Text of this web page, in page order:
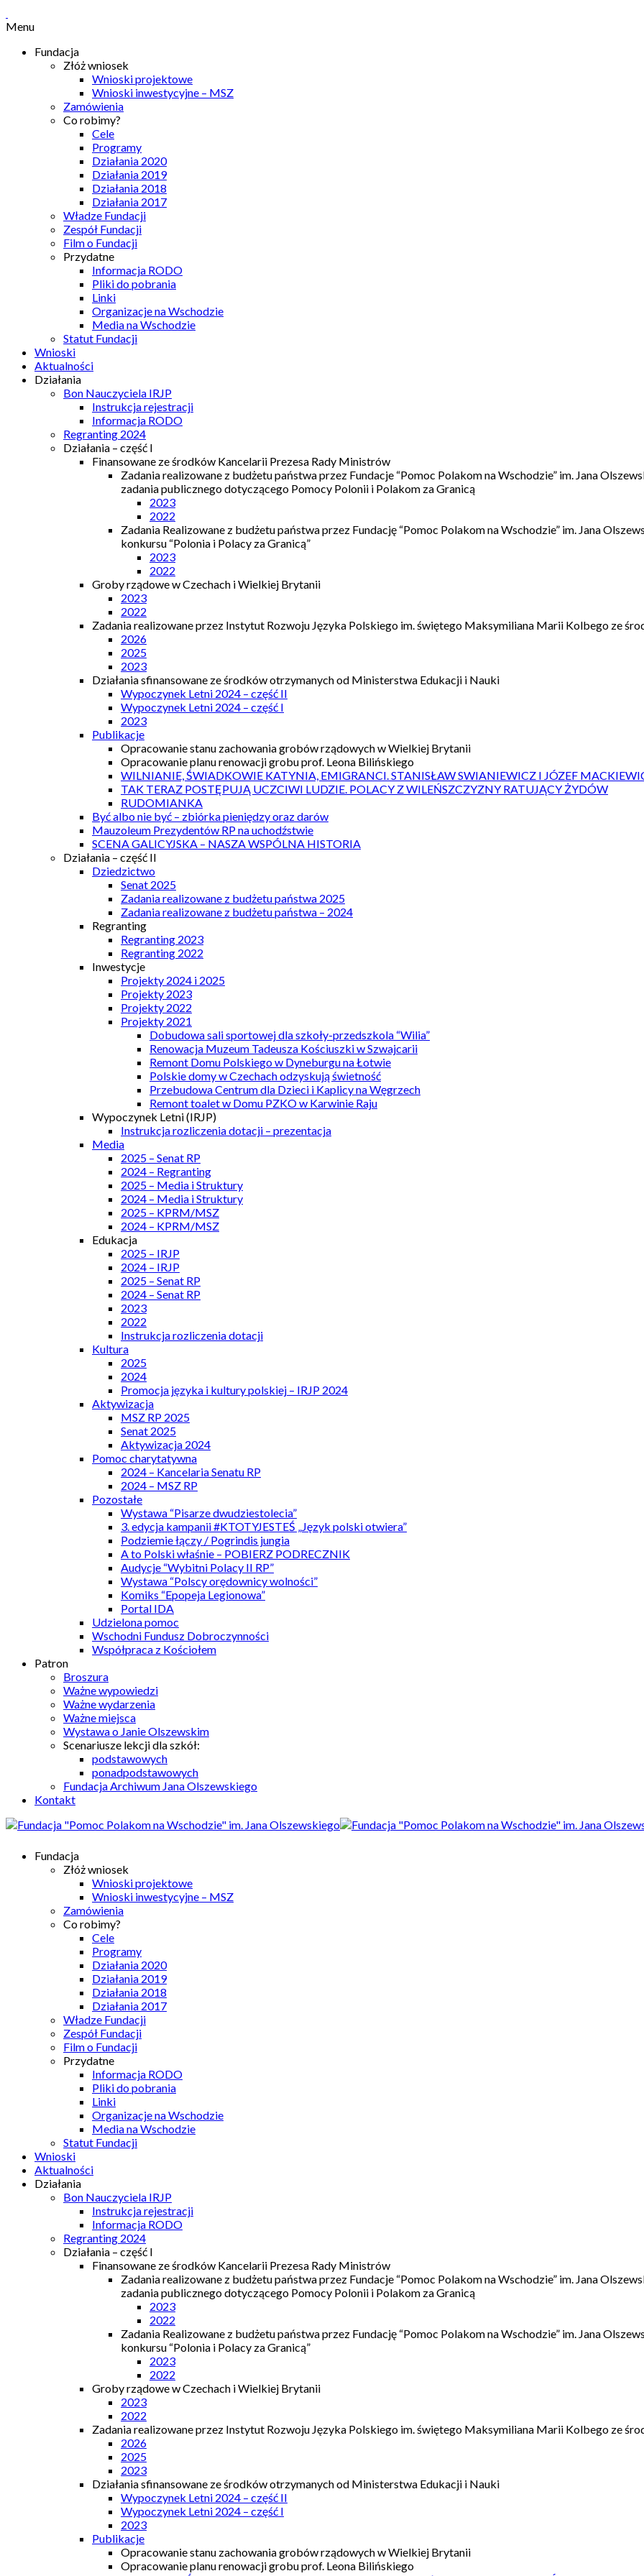
Menu
Fundacja
Złóż wniosek
Wnioski projektowe
Wnioski inwestycyjne – MSZ
Zamówienia
Co robimy?
Cele
Programy
Działania 2020
Działania 2019
Działania 2018
Działania 2017
Władze Fundacji
Zespół Fundacji
Film o Fundacji
Przydatne
Informacja RODO
Pliki do pobrania
Linki
Organizacje na Wschodzie
Media na Wschodzie
Statut Fundacji
Wnioski
Aktualności
Działania
Bon Nauczyciela IRJP
Instrukcja rejestracji
Informacja RODO
Regranting 2024
Działania – część I
Finansowane ze środków Kancelarii Prezesa Rady Ministrów
Zadania realizowane z budżetu państwa przez Fundacje “Pomoc Polakom na Wschodzie” im. Jana
zadania publicznego dotyczącego Pomocy Polonii i Polakom za Granicą
2023
2022
Zadania Realizowane z budżetu państwa przez Fundację “Pomoc Polakom na Wschodzie” im. Jana
konkursu “Polonia i Polacy za Granicą”
2023
2022
Groby rządowe w Czechach i Wielkiej Brytanii
2023
2022
Zadania realizowane przez Instytut Rozwoju Języka Polskiego im. świętego Maksymiliana Marii Kolbego ze
2026
2025
2023
Działania sfinansowane ze środków otrzymanych od Ministerstwa Edukacji i Nauki
Wypoczynek Letni 2024 – część II
Wypoczynek Letni 2024 – część I
2023
Publikacje
Opracowanie stanu zachowania grobów rządowych w Wielkiej Brytanii
Opracowanie planu renowacji grobu prof. Leona Bilińskiego
WILNIANIE, ŚWIADKOWIE KATYNIA, EMIGRANCI. STANISŁAW SWIANIEWICZ I JÓZEF
TAK TERAZ POSTĘPUJĄ UCZCIWI LUDZIE. POLACY Z WILEŃSZCZYZNY RATUJĄCY ŻYDÓW
RUDOMIANKA
Być albo nie być – zbiórka pieniędzy oraz darów
Mauzoleum Prezydentów RP na uchodźstwie
SCENA GALICYJSKA – NASZA WSPÓLNA HISTORIA
Działania – część II
Dziedzictwo
Senat 2025
Zadania realizowane z budżetu państwa 2025
Zadania realizowane z budżetu państwa – 2024
Regranting
Regranting 2023
Regranting 2022
Inwestycje
Projekty 2024 i 2025
Projekty 2023
Projekty 2022
Projekty 2021
Dobudowa sali sportowej dla szkoły-przedszkola “Wilia”
Renowacja Muzeum Tadeusza Kościuszki w Szwajcarii
Remont Domu Polskiego w Dyneburgu na Łotwie
Polskie domy w Czechach odzyskują świetność
Przebudowa Centrum dla Dzieci i Kaplicy na Węgrzech
Remont toalet w Domu PZKO w Karwinie Raju
Wypoczynek Letni (IRJP)
Instrukcja rozliczenia dotacji – prezentacja
Media
2025 – Senat RP
2024 – Regranting
2025 – Media i Struktury
2024 – Media i Struktury
2025 – KPRM/MSZ
2024 – KPRM/MSZ
Edukacja
2025 – IRJP
2024 – IRJP
2025 – Senat RP
2024 – Senat RP
2023
2022
Instrukcja rozliczenia dotacji
Kultura
2025
2024
Promocja języka i kultury polskiej – IRJP 2024
Aktywizacja
MSZ RP 2025
Senat 2025
Aktywizacja 2024
Pomoc charytatywna
2024 – Kancelaria Senatu RP
2024 – MSZ RP
Pozostałe
Wystawa “Pisarze dwudziestolecia”
3. edycja kampanii #KTOTYJESTEŚ „Język polski otwiera”
Podziemie łączy / Pogrindis jungia
A to Polski właśnie – POBIERZ PODRECZNIK
Audycje “Wybitni Polacy II RP”
Wystawa “Polscy orędownicy wolności”
Komiks “Epopeja Legionowa”
Portal IDA
Udzielona pomoc
Wschodni Fundusz Dobroczynności
Współpraca z Kościołem
Patron
Broszura
Ważne wypowiedzi
Ważne wydarzenia
Ważne miejsca
Wystawa o Janie Olszewskim
Scenariusze lekcji dla szkół:
podstawowych
ponadpodstawowych
Fundacja Archiwum Jana Olszewskiego
Kontakt
Fundacja
Złóż wniosek
Wnioski projektowe
Wnioski inwestycyjne – MSZ
Zamówienia
Co robimy?
Cele
Programy
Działania 2020
Działania 2019
Działania 2018
Działania 2017
Władze Fundacji
Zespół Fundacji
Film o Fundacji
Przydatne
Informacja RODO
Pliki do pobrania
Linki
Organizacje na Wschodzie
Media na Wschodzie
Statut Fundacji
Wnioski
Aktualności
Działania
Bon Nauczyciela IRJP
Instrukcja rejestracji
Informacja RODO
Regranting 2024
Działania – część I
Finansowane ze środków Kancelarii Prezesa Rady Ministrów
Zadania realizowane z budżetu państwa przez Fundacje “Pomoc Polakom na Wschodzie” im. Jana
zadania publicznego dotyczącego Pomocy Polonii i Polakom za Granicą
2023
2022
Zadania Realizowane z budżetu państwa przez Fundację “Pomoc Polakom na Wschodzie” im. Jana
konkursu “Polonia i Polacy za Granicą”
2023
2022
Groby rządowe w Czechach i Wielkiej Brytanii
2023
2022
Zadania realizowane przez Instytut Rozwoju Języka Polskiego im. świętego Maksymiliana Marii Kolbego ze
2026
2025
2023
Działania sfinansowane ze środków otrzymanych od Ministerstwa Edukacji i Nauki
Wypoczynek Letni 2024 – część II
Wypoczynek Letni 2024 – część I
2023
Publikacje
Opracowanie stanu zachowania grobów rządowych w Wielkiej Brytanii
Opracowanie planu renowacji grobu prof. Leona Bilińskiego